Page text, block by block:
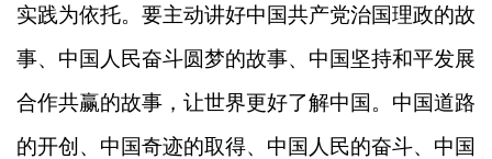
实践为依托。要主动讲好中国共产党治国理政的故
事、中国人民奋斗圆梦的故事、中国坚持和平发展
合作共赢的故事，让世界更好了解中国。中国道路
的开创、中国奇迹的取得、中国人民的奋斗、中国